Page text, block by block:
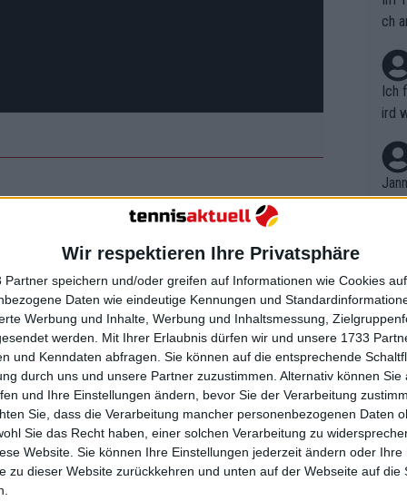
Wir respektieren Ihre Privatsphäre
Partner speichern und/oder greifen auf Informationen wie Cookies
Daten wie eindeutige Kennungen und
Werbung und Inhalte, Werbung und Inhaltsmessung,
werden. Mit Ihrer Erlaubnis dürfen wir und unsere 1733
und Kenndaten abfragen. Sie können auf die entsprechende
durch uns und unsere Partner zuzustimmen. Alternativ können Sie
und Ihre Einstellungen ändern, bevor Sie der Verarbeitung
Sie, dass die Verarbeitung mancher personenbezogenen Daten
Sie das Recht haben, einer solchen Verarbeitung zu
Website. Sie können Ihre Einstellungen jederzeit ändern oder Ihre
zu dieser Website zurückkehren und unten auf der Webseite auf die
Niederlage ein Fortschritt. Sie
verbracht und kann nun
sie ihre beste Leistung seit
die nächste sehen, die neben ihrer
schafft und die Top 10 der
wie schon lange nicht mehr, das
sagte Tomljanovic nach dem
heute war, dass sie in den
nicht viele Einbrüche hatte,
ch
Ich
ird
r in
em
t,
B.
on
uss
mal
des
n
nt.
kel